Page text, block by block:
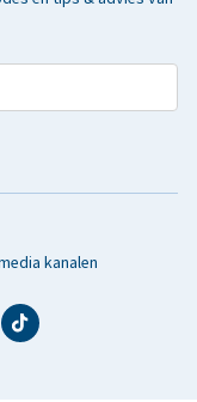
kanalen